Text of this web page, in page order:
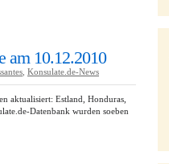
am 10.12.2010
Konsulate.de-News
aktualisiert: Estland, Honduras,
Datenbank wurden soeben